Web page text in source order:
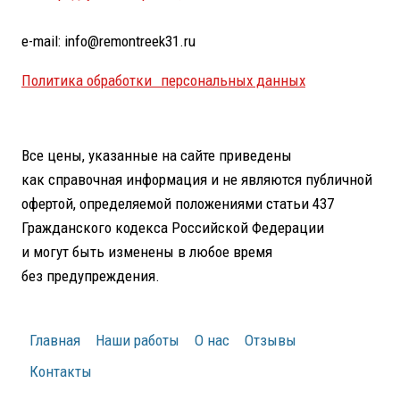
e-mail: info@remontreek31.ru
Политика обработки персональных данных
Все цены, указанные на сайте приведены
как справочная информация и не являются публичной
офертой, определяемой положениями статьи 437
Гражданского кодекса Российской Федерации
и могут быть изменены в любое время
без предупреждения.
Главная Наши работы О нас
Отзывы
Контакты